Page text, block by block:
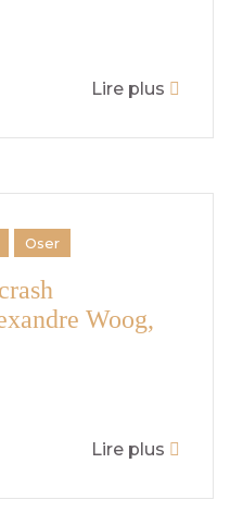
Lire plus
Oser
Woog,
Lire plus